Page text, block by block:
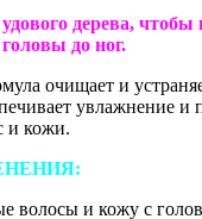
дерева,
до ног.
очищает и
увлажнение и
и кожи.
волосы и кожу с